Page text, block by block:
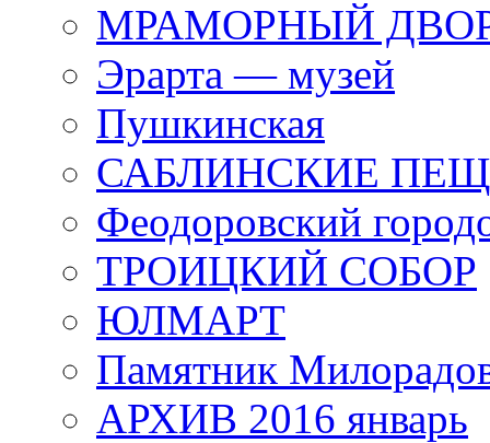
МРАМОРНЫЙ
Эрарта — музей
Пушкинская
САБЛИНСКИЕ
Феодоровский
ТРОИЦКИЙ СОБОР
ЮЛМАРТ
Памятник
АРХИВ 2016 январь